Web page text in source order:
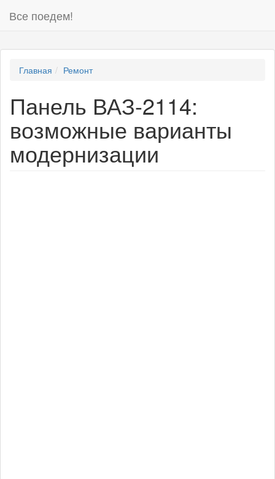
Все поедем!
Главная Ремонт
Панель ВАЗ-2114:
возможные варианты
модернизации